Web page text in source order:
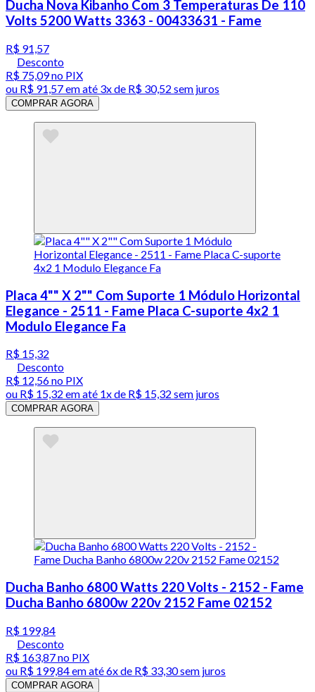
Ducha Nova Kibanho Com 3 Temperaturas De 110
Volts 5200 Watts 3363 - 00433631 - Fame
R$ 91,57
Desconto
R$ 75,09no PIX
ou R$ 91,57em até 3x de R$ 30,52 sem juros
COMPRAR AGORA
Placa 4"" X 2"" Com Suporte 1 Módulo Horizontal
Elegance - 2511 - Fame Placa C-suporte 4x2 1
Modulo Elegance Fa
R$ 15,32
Desconto
R$ 12,56no PIX
ou R$ 15,32 em até 1x de R$ 15,32 sem juros
COMPRAR AGORA
Ducha Banho 6800 Watts 220 Volts - 2152 - Fame
Ducha Banho 6800w 220v 2152 Fame 02152
R$ 199,84
Desconto
R$ 163,87no PIX
ou R$ 199,84em até6x de R$ 33,30 sem juros
COMPRAR AGORA